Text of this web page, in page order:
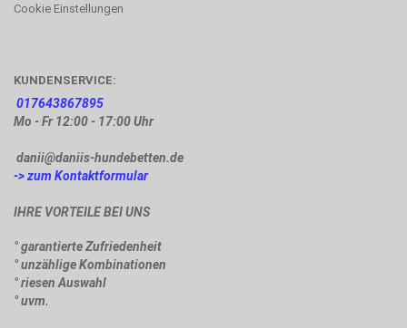
Cookie Einstellungen
KUNDENSERVICE:
017643867895
Mo - Fr 12:00 - 17:00 Uhr
danii@daniis-hundebetten.de
-> zum Kontaktformular
IHRE VORTEILE BEI UNS
° garantierte Zufriedenheit
° unzählige Kombinationen
° riesen Auswahl
° uvm.